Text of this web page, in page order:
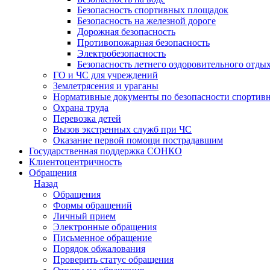
Безопасность спортивных площадок
Безопасность на железной дороге
Дорожная безопасность
Противопожарная безопасность
Электробезопасность
Безопасность летнего оздоровительного
ГО и ЧС для учреждений
Землетрясения и ураганы
Нормативные документы по безопасности
Охрана труда
Перевозка детей
Вызов экстренных служб при ЧС
Оказание первой помощи пострадавшим
Государственная поддержка СОНКО
Клиентоцентричность
Обращения
Назад
Обращения
Формы обращений
Личный прием
Электронные обращения
Письменное обращение
Порядок обжалования
Проверить статус обращения